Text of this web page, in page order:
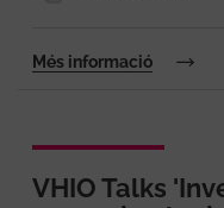
Més informació
VHIO Talks